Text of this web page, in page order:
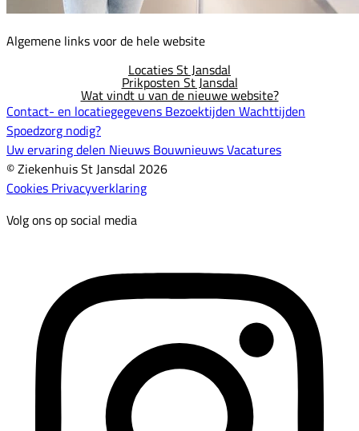
Algemene links voor de hele website
Locaties St Jansdal
Prikposten St Jansdal
Wat vindt u van de nieuwe website?
Contact- en locatiegegevens Bezoektijden Wachttijden
Spoedzorg nodig?
Uw ervaring delen Nieuws BouwnieuwsVacatures
© Ziekenhuis St Jansdal 2026
Cookies Privacyverklaring
Volg ons op social media